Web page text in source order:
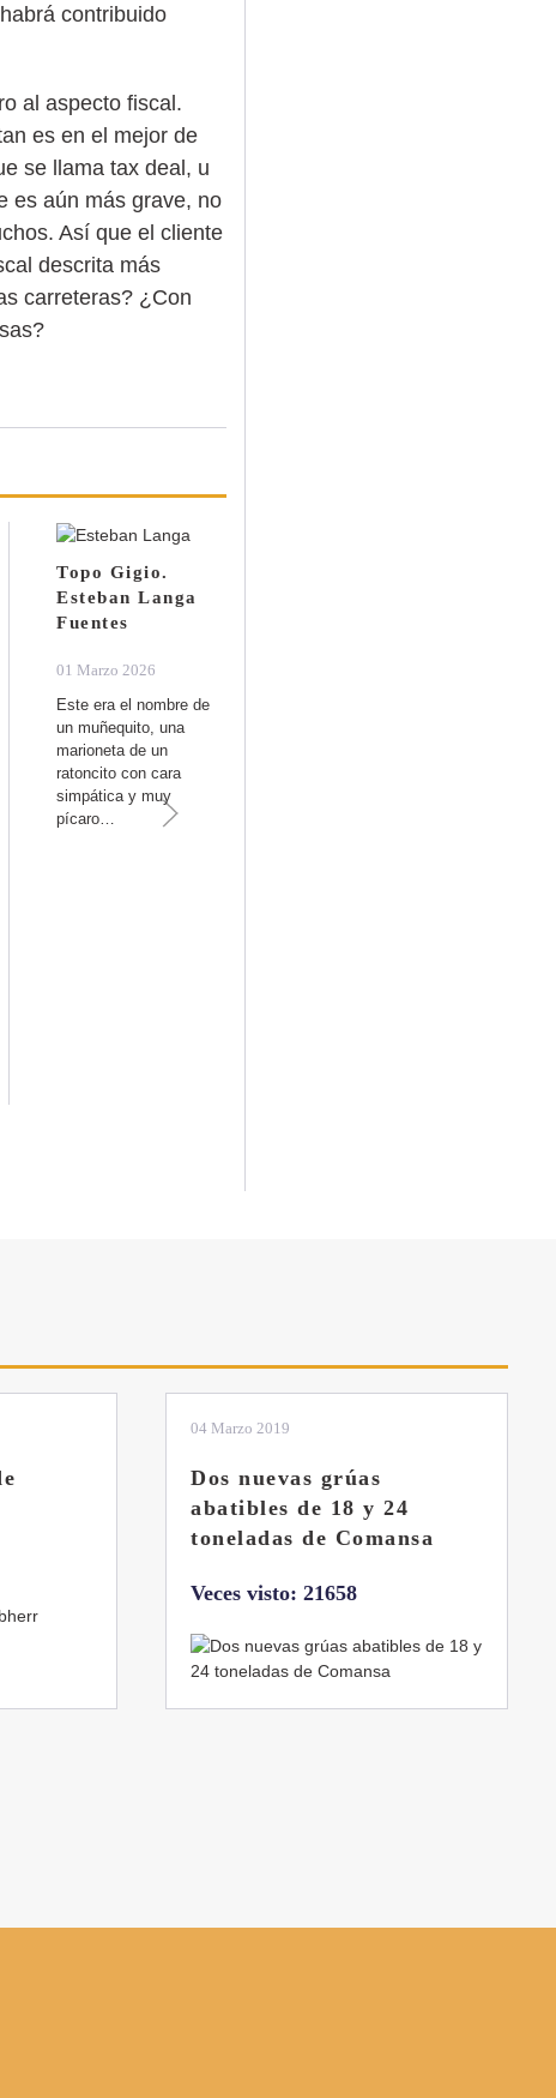
contribuido
al aspecto fiscal.
es en el mejor de
se llama tax deal, u
es aún más grave, no
Así que el cliente
descrita más
carreteras? ¿Con
Topo Gigio.
Esteban Langa
Fuentes
01 Marzo 2026
Este era el nombre de
un muñequito, una
marioneta de un
ratoncito con cara
simpática y muy
pícaro…
04 Marzo 2019
Dos nuevas grúas
abatibles de 18 y 24
toneladas de Comansa
Veces visto: 21658